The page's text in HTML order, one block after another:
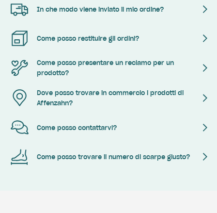
In che modo viene inviato il mio ordine?
Come posso restituire gli ordini?
Come posso presentare un reclamo per un
prodotto?
Dove posso trovare in commercio i prodotti di
Affenzahn?
Come posso contattarvi?
Come posso trovare il numero di scarpe giusto?